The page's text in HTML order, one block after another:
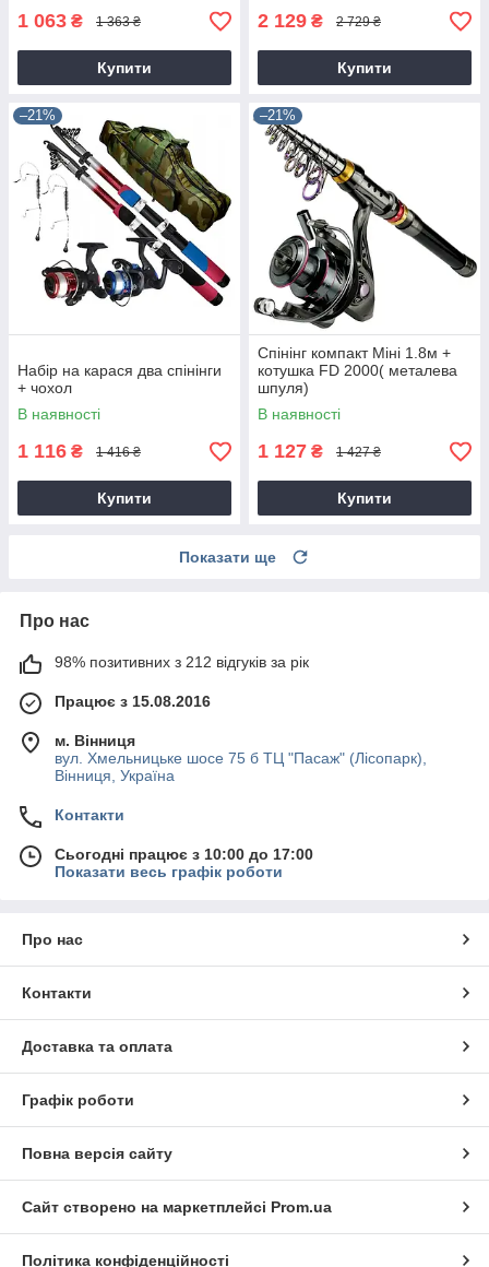
1 063 ₴ 1 363 ₴
Купити
2 129 ₴ 2 729 ₴
Купити
–21%
Набір на карася два спінінги
+ чохол
В наявності
1 116 ₴ 1 416 ₴
Купити
–21%
Спінінг компакт Міні 1.8м +
котушка FD 2000( металева
шпуля)
В наявності
1 127 ₴ 1 427 ₴
Купити
Показати ще
Про нас
98% позитивних з 212 відгуків за рік
Працює з 15.08.2016
м. Вінниця
вул. Хмельницьке шосе 75 б ТЦ "Пасаж" (Лісопарк),
Вінниця, Україна
Контакти
Сьогодні працює з 10:00 до 17:00
Показати весь графік роботи
Про нас
Контакти
Доставка та оплата
Графік роботи
Повна версія сайту
Сайт створено на маркетплейсі Prom.ua
Політика конфіденційності